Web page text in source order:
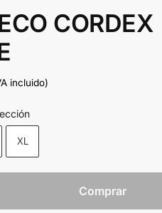
CORDEX
incluido)
XL
Comprar